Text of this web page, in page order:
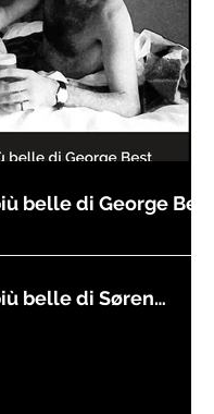
belle di George Best
belle di Søren